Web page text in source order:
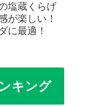
塩蔵くらげ
が楽しい！
に最適！
キング